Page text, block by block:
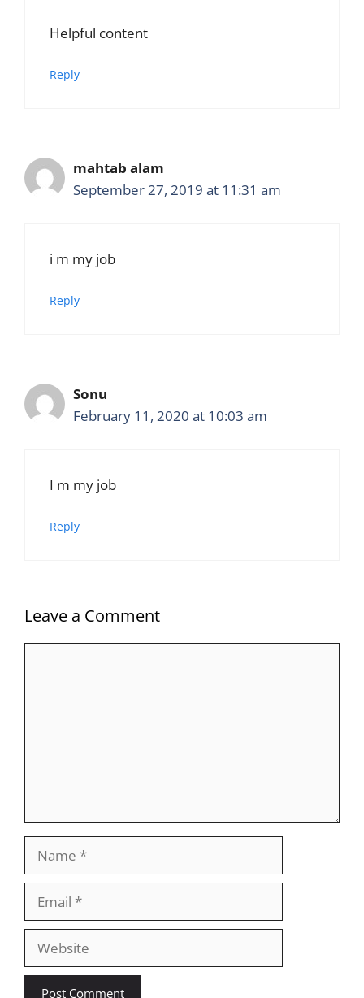
Helpful content
Reply
mahtab alam
September 27, 2019 at 11:31 am
i m my job
Reply
Sonu
February 11, 2020 at 10:03 am
I m my job
Reply
Leave a Comment
Website